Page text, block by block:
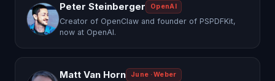
Peter Steinberger OpenAI
Creator of OpenClaw and founder of PSPDFKit,
now at OpenAI.
Matt Van Horn June · Weber